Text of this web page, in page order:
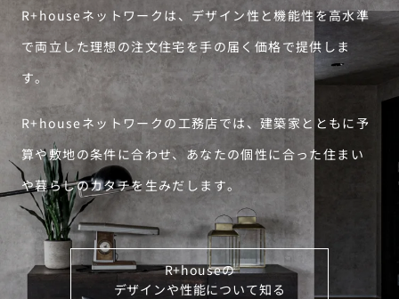
R+houseネットワークは、デザイン性と機能性を高水準
で両立した理想の注文住宅を手の届く価格で提供しま
す。
R+houseネットワークの工務店では、建築家とともに予
算や敷地の条件に合わせ、あなたの個性に合った住まい
や暮らしのカタチを生みだします。
R+houseの
デザインや性能について知る